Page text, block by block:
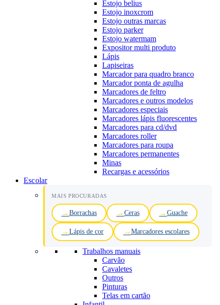
Estojo belius
Estojo inoxcrom
Estojo outras marcas
Estojo parker
Estojo watermam
Expositor multi produto
Lápis
Lapiseiras
Marcador para quadro branco
Marcador ponta de agulha
Marcadores de feltro
Marcadores e outros modelos
Marcadores especiais
Marcadores lápis fluorescentes
Marcadores para cd/dvd
Marcadores roller
Marcadores para roupa
Marcadores permanentes
Minas
Recargas e acessórios
Escolar
MAIS PROCURADAS
Borrachas Ceras Guache
Lápis de cor Marcadores escolares
Trabalhos manuais
Carvão
Cavaletes
Outros
Pinturas
Telas em cartão